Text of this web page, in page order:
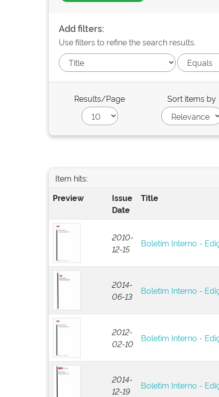
Add filters:
Use filters to refine the search results.
Results/Page Sort items by
Item hits:
Preview
Issue
Date
Title
2010-
12-15
Boletim Interno -
2014-
06-13
Boletim Interno -
2012-
02-10
Boletim Interno -
2014-
12-19
Boletim Interno -